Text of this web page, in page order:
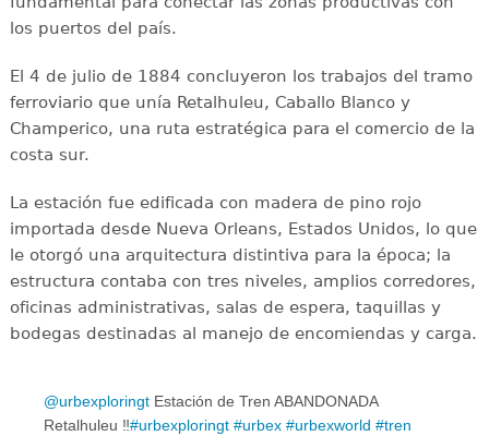
los puertos del país.
El 4 de julio de 1884 concluyeron los trabajos del tramo
ferroviario que unía Retalhuleu, Caballo Blanco y
Champerico, una ruta estratégica para el comercio de la
costa sur.
La estación fue edificada con madera de pino rojo
importada desde Nueva Orleans, Estados Unidos, lo que
le otorgó una arquitectura distintiva para la época; la
estructura contaba con tres niveles, amplios corredores,
oficinas administrativas, salas de espera, taquillas y
bodegas destinadas al manejo de encomiendas y carga.
@urbexploringt Estación de Tren ABANDONADA
Retalhuleu ️️‼️#urbexploringt #urbex #urbexworld #tren